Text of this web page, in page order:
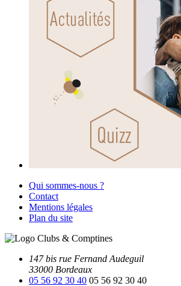
Qui sommes-nous ?
Contact
Mentions légales
Plan du site
147 bis rue Fernand Audeguil
33000 Bordeaux
05 56 92 30 40 05 56 92 30 40